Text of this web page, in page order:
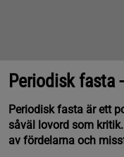
Periodisk fasta
Periodisk fasta är ett
såväl lovord som
av fördelarna och